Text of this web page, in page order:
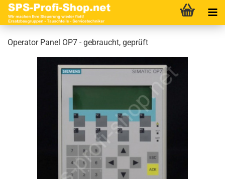
Operator Panel OP7 - gebraucht, geprüft